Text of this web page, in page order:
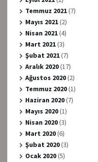
Temmuz 2021(7)
Mayıs 2021(2)
Nisan 2021(4)
Mart 2021(3)
Şubat 2021(7)
Aralık 2020(17)
Ağustos 2020(2)
Temmuz 2020(1)
Haziran 2020(7)
Mayıs 2020(1)
Nisan 2020(3)
Mart 2020(6)
Şubat 2020(3)
Ocak 2020(5)